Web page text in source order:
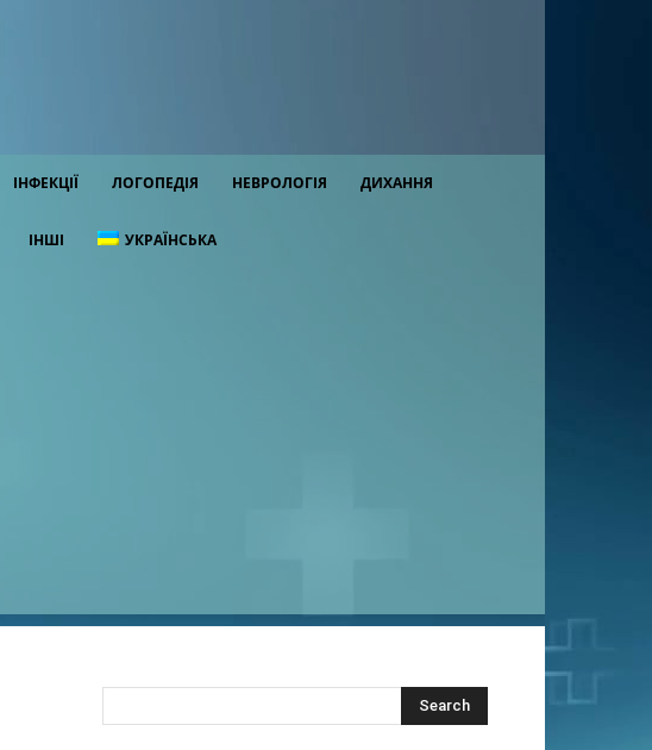
ІНФЕКЦІЇ ЛОГОПЕДІЯ НЕВРОЛОГІЯ ДИХАННЯ
ІНШІ УКРАЇНСЬКА